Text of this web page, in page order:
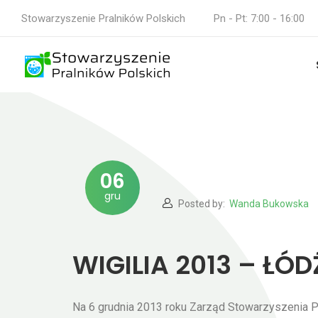
Stowarzyszenie Pralników Polskich Pn - Pt: 7:00 - 16:00
06
gru
Posted by: Wanda Bukowska
WIGILIA 2013 –
Na 6 grudnia 2013 roku Zarząd Stowarzyszenia